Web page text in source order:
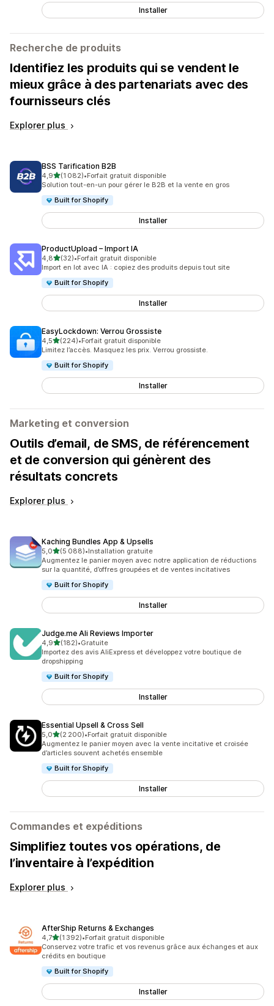
Installer
Recherche de produits
Identifiez les produits qui se vendent le
mieux grâce à des partenariats avec des
fournisseurs clés
Explorer plus
BSS Tarification B2B
4,9étoile(s) sur 5
(1 082)
1082 avis au total
•Forfait gratuit disponible
Solution tout-en-un pour gérer le B2B et la vente en gros
Built for Shopify
Installer
ProductUpload – Import IA
4,8étoile(s) sur 5
(32)
32 avis au total
•Forfait gratuit disponible
Import en lot avec IA : copiez des produits depuis tout site
Built for Shopify
Installer
EasyLockdown: Verrou Grossiste
4,5étoile(s) sur 5
(224)
224 avis au total
•Forfait gratuit disponible
Limitez l’accès. Masquez les prix. Verrou grossiste.
Built for Shopify
Installer
Marketing et conversion
Outils d’email, de SMS, de référencement
et de conversion qui génèrent des
résultats concrets
Explorer plus
Kaching Bundles App & Upsells
5,0étoile(s) sur 5
(5 088)
5088 avis au total
•Installation gratuite
Augmentez le panier moyen avec notre application de réductions
sur la quantité, d’offres groupées et de ventes incitatives
Built for Shopify
Installer
Judge.me Ali Reviews Importer
4,9étoile(s) sur 5
(182)
182 avis au total
•Gratuite
Importez des avis AliExpress et développez votre boutique de
dropshipping
Built for Shopify
Installer
Essential Upsell & Cross Sell
5,0étoile(s) sur 5
(2 200)
2200 avis au total
•Forfait gratuit disponible
Augmentez le panier moyen avec la vente incitative et croisée
d’articles souvent achetés ensemble
Built for Shopify
Installer
Commandes et expéditions
Simplifiez toutes vos opérations, de
l’inventaire à l’expédition
Explorer plus
AfterShip Returns & Exchanges
4,7étoile(s) sur 5
(1 392)
1392 avis au total
•Forfait gratuit disponible
Conservez votre trafic et vos revenus grâce aux échanges et aux
crédits en boutique
Built for Shopify
Installer